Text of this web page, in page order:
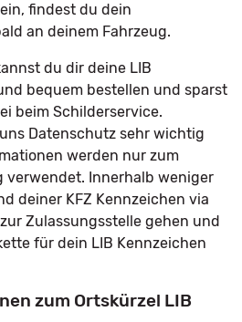
findest du dein
an deinem Fahrzeug.
du dir deine LIB
bequem bestellen und sparst
beim Schilderservice.
Datenschutz sehr wichtig
werden nur zum
verwendet. Innerhalb weniger
deiner KFZ Kennzeichen via
Zulassungsstelle gehen und
für dein LIB Kennzeichen
zum Ortskürzel LIB